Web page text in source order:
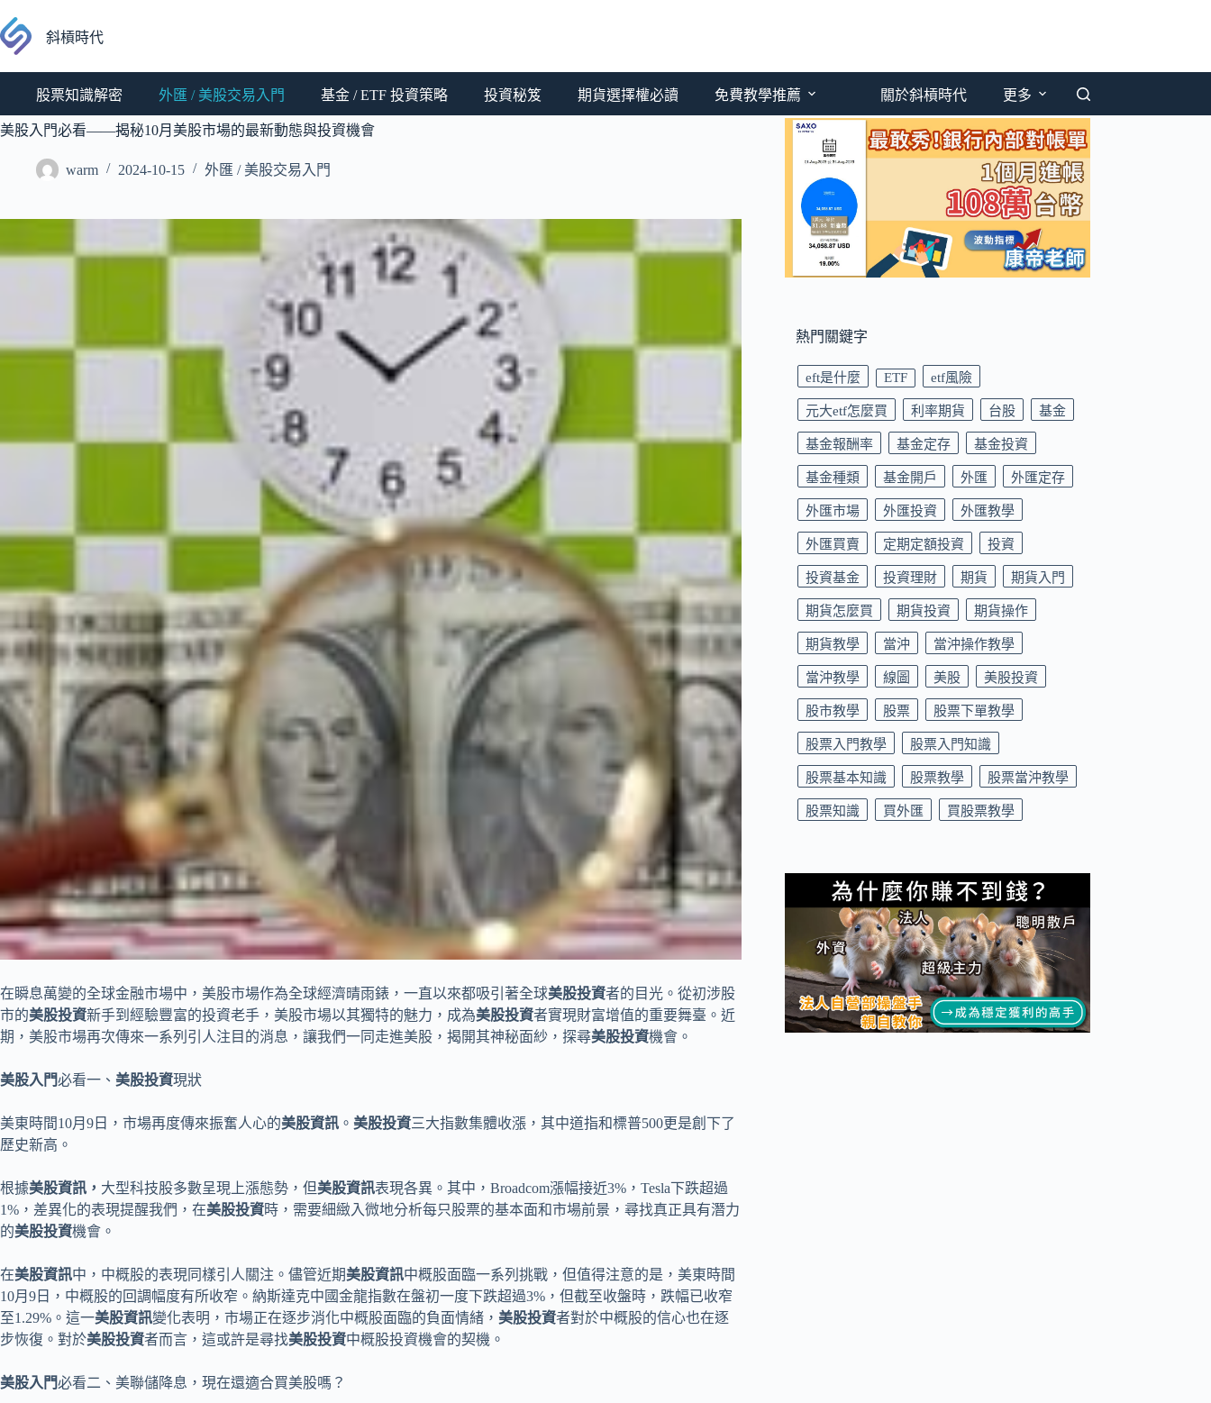
至
要
容
斜槓時代
股票知識解密 外匯 / 美股交易入門 基金 / ETF 投資策略 投資秘笈 期貨選擇權必讀 免費教學推薦 關於斜槓時代 更多
美股入門必看——揭秘10月美股市場的最新動態與投資機會
warm 2024-10-15 外匯 / 美股交易入門
在瞬息萬變的全球金融市場中，美股市場作為全球經濟晴雨錶，一直以來都吸引著全球美股投資者的目光。從初涉股
市的美股投資新手到經驗豐富的投資老手，美股市場以其獨特的魅力，成為美股投資者實現財富增值的重要舞臺。近
期，美股市場再次傳來一系列引人注目的消息，讓我們一同走進美股，揭開其神秘面紗，探尋美股投資機會。
美股入門必看一、 美股投資現狀
美東時間10月9日，市場再度傳來振奮人心的美股資訊 。 美股投資三大指數集體收漲，其中道指和標普500更是創下了
歷史新高。
根據美股資訊， 大型科技股多數呈現上漲態勢，但美股資訊表現各異。其中，Broadcom漲幅接近3%，Tesla下跌超過
1%，差異化的表現提醒我們，在美股投資時，需要細緻入微地分析每只股票的基本面和市場前景，尋找真正具有潛力
的美股投資機會。
在美股資訊中，中概股的表現同樣引人關注。儘管近期美股資訊中概股面臨一系列挑戰，但值得注意的是，美東時間
10月9日，中概股的回調幅度有所收窄。納斯達克中國金龍指數在盤初一度下跌超過3%，但截至收盤時，跌幅已收窄
至1.29%。這一美股資訊變化表明，市場正在逐步消化中概股面臨的負面情緒， 美股投資者對於中概股的信心也在逐
步恢復。對於美股投資者而言，這或許是尋找美股投資中概股投資機會的契機。
美股入門必看二、美聯儲降息，現在還適合買美股嗎？
熱門關鍵字
eft是什麼 ETF etf風險
元大etf怎麼買 利率期貨 台股 基金
基金報酬率 基金定存 基金投資
基金種類 基金開戶 外匯 外匯定存
外匯市場 外匯投資 外匯教學
外匯買賣 定期定額投資 投資
投資基金 投資理財 期貨 期貨入門
期貨怎麼買 期貨投資 期貨操作
期貨教學 當沖 當沖操作教學
當沖教學 線圖 美股 美股投資
股市教學 股票 股票下單教學
股票入門教學 股票入門知識
股票基本知識 股票教學 股票當沖教學
股票知識 買外匯 買股票教學